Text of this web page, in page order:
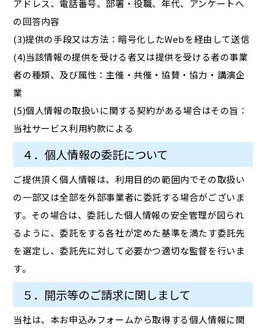
アドレス、電話番号、部署・役職、年代、アンケートへ
の回答内容
(3)提供の手段又は方法：暗号化したWebを経由して送信
(4)当該情報の提供を受ける者又は提供を受ける者の事業
者の種類、及び属性：主催・共催・協賛・協力・講演企
業
(5)個人情報の取扱いに関する契約がある場合はその旨：
当社サービス利用約款による
４．個人情報の委託について
ご提供頂く個人情報は、利用目的の範囲内でその取扱い
の一部又は全部を外部事業者に委託する場合がございま
す。その場合は、委託した個人情報の安全管理が図られ
るように、委託をする各社が定めた基準を満たす委託先
を選定し、委託先に対して必要かつ適切な監督を行いま
す。
５．開示等のご請求に関しまして
当社は、本お申込みフォームから取得する個人情報に関